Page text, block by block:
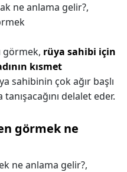
ne anlama gelir?,
görmek, rüya sahibi için
kısmet
sahibinin çok ağır başlı
delalet eder.
görmek ne
ne anlama gelir?,